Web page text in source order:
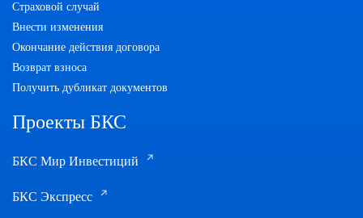
Страховой случай
Внести изменения
Окончание действия договора
Возврат взноса
Получить дубликат документов
Проекты БКС
БКС Мир Инвестиций
БКС Экспресс